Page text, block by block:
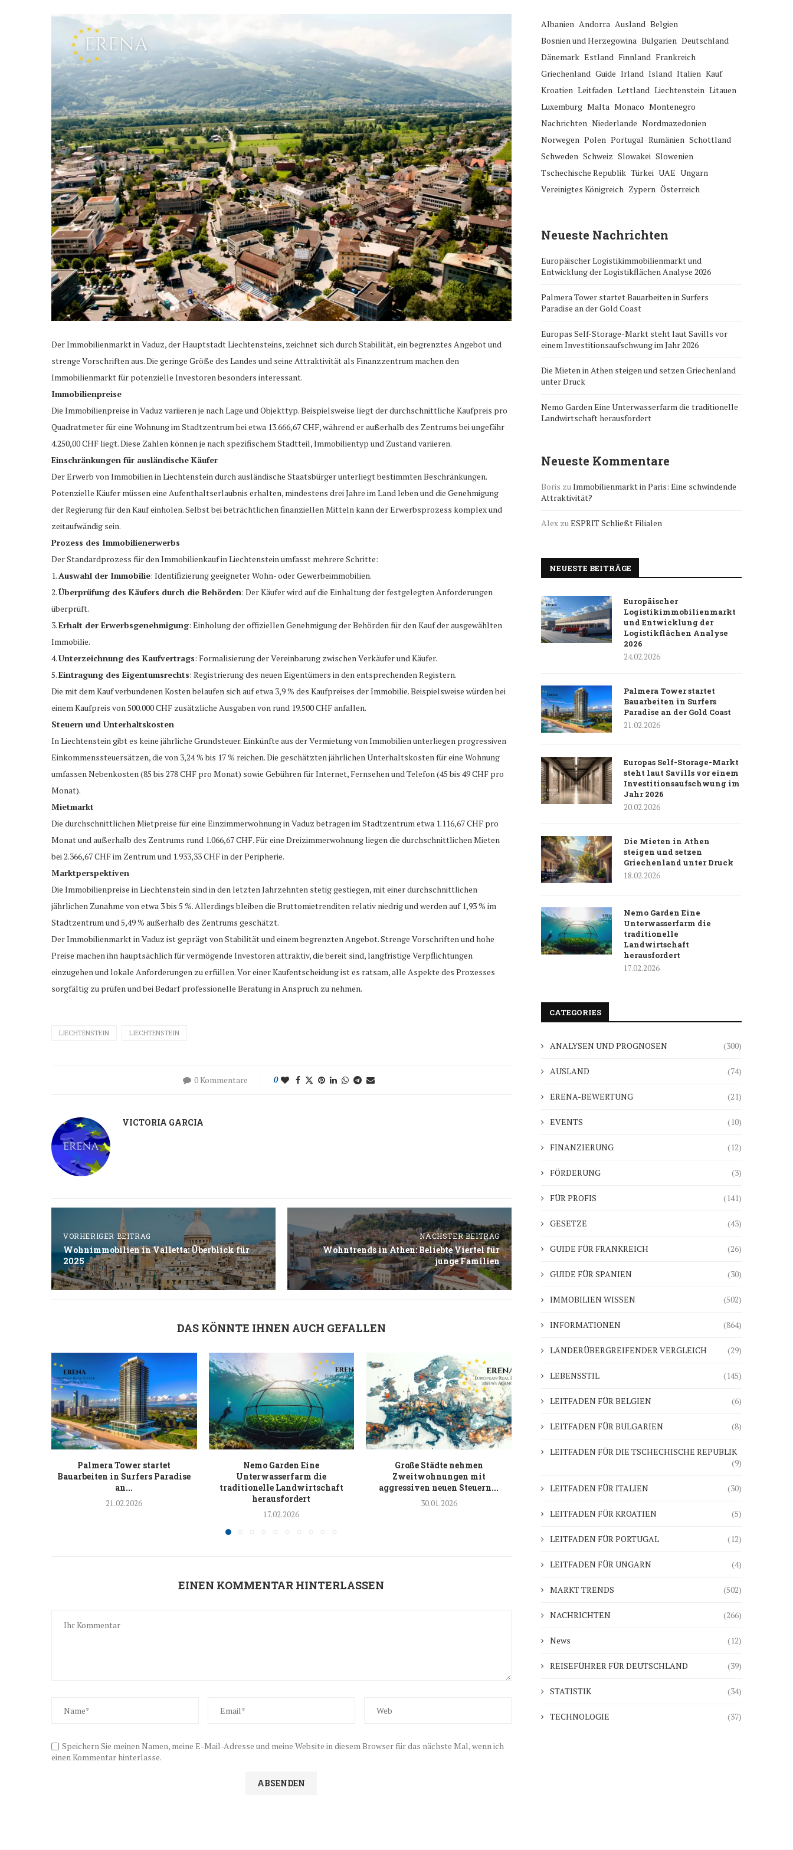
Der Immobilienmarkt in Vaduz, der Hauptstadt Liechtensteins, zeichnet sich durch Stabilität, ein begrenztes Angebot und
strenge Vorschriften aus. Die geringe Größe des Landes und seine Attraktivität als Finanzzentrum machen den
Immobilienmarkt für potenzielle Investoren besonders interessant.
Immobilienpreise
Die Immobilienpreise in Vaduz variieren je nach Lage und Objekttyp. Beispielsweise liegt der durchschnittliche Kaufpreis pro
Quadratmeter für eine Wohnung im Stadtzentrum bei etwa 13.666,67 CHF, während er außerhalb des Zentrums bei ungefähr
4.250,00 CHF liegt. Diese Zahlen können je nach spezifischem Stadtteil, Immobilientyp und Zustand variieren.
Einschränkungen für ausländische Käufer
Der Erwerb von Immobilien in Liechtenstein durch ausländische Staatsbürger unterliegt bestimmten Beschränkungen.
Potenzielle Käufer müssen eine Aufenthaltserlaubnis erhalten, mindestens drei Jahre im Land leben und die Genehmigung
der Regierung für den Kauf einholen. Selbst bei beträchtlichen finanziellen Mitteln kann der Erwerbsprozess komplex und
zeitaufwändig sein.
Prozess des Immobilienerwerbs
Der Standardprozess für den Immobilienkauf in Liechtenstein umfasst mehrere Schritte:
1.Auswahl der Immobilie: Identifizierung geeigneter Wohn- oder Gewerbeimmobilien.
2.Überprüfung des Käufers durch die Behörden: Der Käufer wird auf die Einhaltung der festgelegten Anforderungen
überprüft.
3.Erhalt der Erwerbsgenehmigung: Einholung der offiziellen Genehmigung der Behörden für den Kauf der ausgewählten
Immobilie.
4.Unterzeichnung des Kaufvertrags: Formalisierung der Vereinbarung zwischen Verkäufer und Käufer.
5.Eintragung des Eigentumsrechts: Registrierung des neuen Eigentümers in den entsprechenden Registern.
Die mit dem Kauf verbundenen Kosten belaufen sich auf etwa 3,9 % des Kaufpreises der Immobilie. Beispielsweise würden bei
einem Kaufpreis von 500.000 CHF zusätzliche Ausgaben von rund 19.500 CHF anfallen.
Steuern und Unterhaltskosten
In Liechtenstein gibt es keine jährliche Grundsteuer. Einkünfte aus der Vermietung von Immobilien unterliegen progressiven
Einkommenssteuersätzen, die von 3,24 % bis 17 % reichen. Die geschätzten jährlichen Unterhaltskosten für eine Wohnung
umfassen Nebenkosten (85 bis 278 CHF pro Monat) sowie Gebühren für Internet, Fernsehen und Telefon (45 bis 49 CHF pro
Monat).
Mietmarkt
Die durchschnittlichen Mietpreise für eine Einzimmerwohnung in Vaduz betragen im Stadtzentrum etwa 1.116,67 CHF pro
Monat und außerhalb des Zentrums rund 1.066,67 CHF. Für eine Dreizimmerwohnung liegen die durchschnittlichen Mieten
bei 2.366,67 CHF im Zentrum und 1.933,33 CHF in der Peripherie.
Marktperspektiven
Die Immobilienpreise in Liechtenstein sind in den letzten Jahrzehnten stetig gestiegen, mit einer durchschnittlichen
jährlichen Zunahme von etwa 3 bis 5 %. Allerdings bleiben die Bruttomietrenditen relativ niedrig und werden auf 1,93 % im
Stadtzentrum und 5,49 % außerhalb des Zentrums geschätzt.
Der Immobilienmarkt in Vaduz ist geprägt von Stabilität und einem begrenzten Angebot. Strenge Vorschriften und hohe
Preise machen ihn hauptsächlich für vermögende Investoren attraktiv, die bereit sind, langfristige Verpflichtungen
einzugehen und lokale Anforderungen zu erfüllen. Vor einer Kaufentscheidung ist es ratsam, alle Aspekte des Prozesses
sorgfältig zu prüfen und bei Bedarf professionelle Beratung in Anspruch zu nehmen.
LIECHTENSTEIN LIECHTENSTEIN
0 Kommentare 0
VICTORIA GARCIA
VORHERIGER BEITRAG
Wohnimmobilien in Valletta: Überblick für
2025
NÄCHSTER BEITRAG
Wohntrends in Athen: Beliebte Viertel für
junge Familien
DAS KÖNNTE IHNEN AUCH GEFALLEN
Palmera Tower startet
Bauarbeiten in Surfers Paradise
an...
21.02.2026
Nemo Garden Eine
Unterwasserfarm die
traditionelle Landwirtschaft
herausfordert
17.02.2026
Große Städte nehmen
Zweitwohnungen mit
aggressiven neuen Steuern...
30.01.2026
28.01.2026
Warum Dänemark die
22.01.2026
EINEN KOMMENTAR HINTERLASSEN
Speichern Sie meinen Namen, meine E-Mail-Adresse und meine Website in diesem Browser für das nächste Mal, wenn ich
einen Kommentar hinterlasse.
Albanien Andorra Ausland Belgien
Bosnien und Herzegowina Bulgarien Deutschland
Dänemark Estland Finnland Frankreich
Griechenland Guide Irland Island Italien Kauf
Kroatien Leitfaden Lettland Liechtenstein Litauen
Luxemburg Malta Monaco Montenegro
Nachrichten Niederlande Nordmazedonien
Norwegen Polen Portugal Rumänien Schottland
Schweden Schweiz Slowakei Slowenien
Tschechische Republik Türkei UAE Ungarn
Vereinigtes Königreich Zypern Österreich
Neueste Nachrichten
Europäischer Logistikimmobilienmarkt und
Entwicklung der Logistikflächen Analyse 2026
Palmera Tower startet Bauarbeiten in Surfers
Paradise an der Gold Coast
Europas Self-Storage-Markt steht laut Savills vor
einem Investitionsaufschwung im Jahr 2026
Die Mieten in Athen steigen und setzen Griechenland
unter Druck
Nemo Garden Eine Unterwasserfarm die traditionelle
Landwirtschaft herausfordert
Neueste Kommentare
Boris zuImmobilienmarkt in Paris: Eine schwindende
Attraktivität?
Alex zuESPRIT Schließt Filialen
NEUESTE BEITRÄGE
Europäischer
Logistikimmobilienmarkt
und Entwicklung der
Logistikflächen Analyse
2026
24.02.2026
Palmera Tower startet
Bauarbeiten in Surfers
Paradise an der Gold Coast
21.02.2026
Europas Self-Storage-Markt
steht laut Savills vor einem
Investitionsaufschwung im
Jahr 2026
20.02.2026
Die Mieten in Athen
steigen und setzen
Griechenland unter Druck
18.02.2026
Nemo Garden Eine
Unterwasserfarm die
traditionelle
Landwirtschaft
herausfordert
17.02.2026
CATEGORIES
ANALYSEN UND PROGNOSEN (300)
AUSLAND (74)
ERENA-BEWERTUNG (21)
EVENTS (10)
FINANZIERUNG (12)
FÖRDERUNG (3)
FÜR PROFIS (141)
GESETZE (43)
GUIDE FÜR FRANKREICH (26)
GUIDE FÜR SPANIEN (30)
IMMOBILIEN WISSEN (502)
INFORMATIONEN (864)
LÄNDERÜBERGREIFENDER VERGLEICH (29)
LEBENSSTIL (145)
LEITFADEN FÜR BELGIEN (6)
LEITFADEN FÜR BULGARIEN (8)
LEITFADEN FÜR DIE TSCHECHISCHE REPUBLIK
(9)
LEITFADEN FÜR ITALIEN (30)
LEITFADEN FÜR KROATIEN (5)
LEITFADEN FÜR PORTUGAL (12)
LEITFADEN FÜR UNGARN (4)
MARKT TRENDS (502)
NACHRICHTEN (266)
News (12)
REISEFÜHRER FÜR DEUTSCHLAND (39)
STATISTIK (34)
TECHNOLOGIE (37)